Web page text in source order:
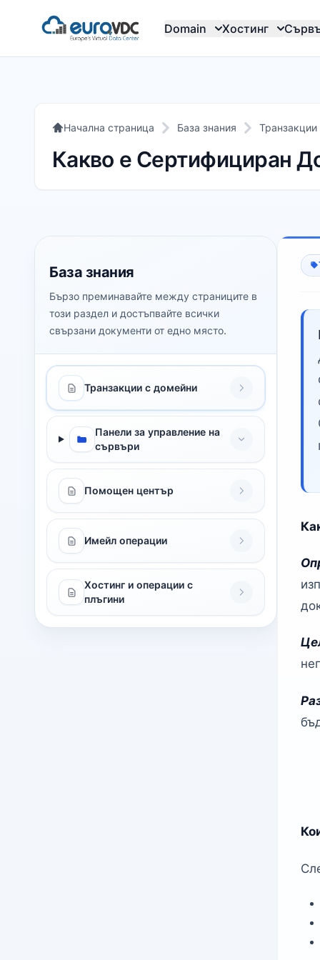
Domain Хостинг
Начална страница База знания
Какво е Сертифициран
База знания
Бързо преминавайте между страниците в
този раздел и достъпвайте всички
свързани документи от едно място.
Транзакции с домейни
Панели за управление на
сървъри
Помощен център
Имейл операции
Хостинг и операции с
плъгини